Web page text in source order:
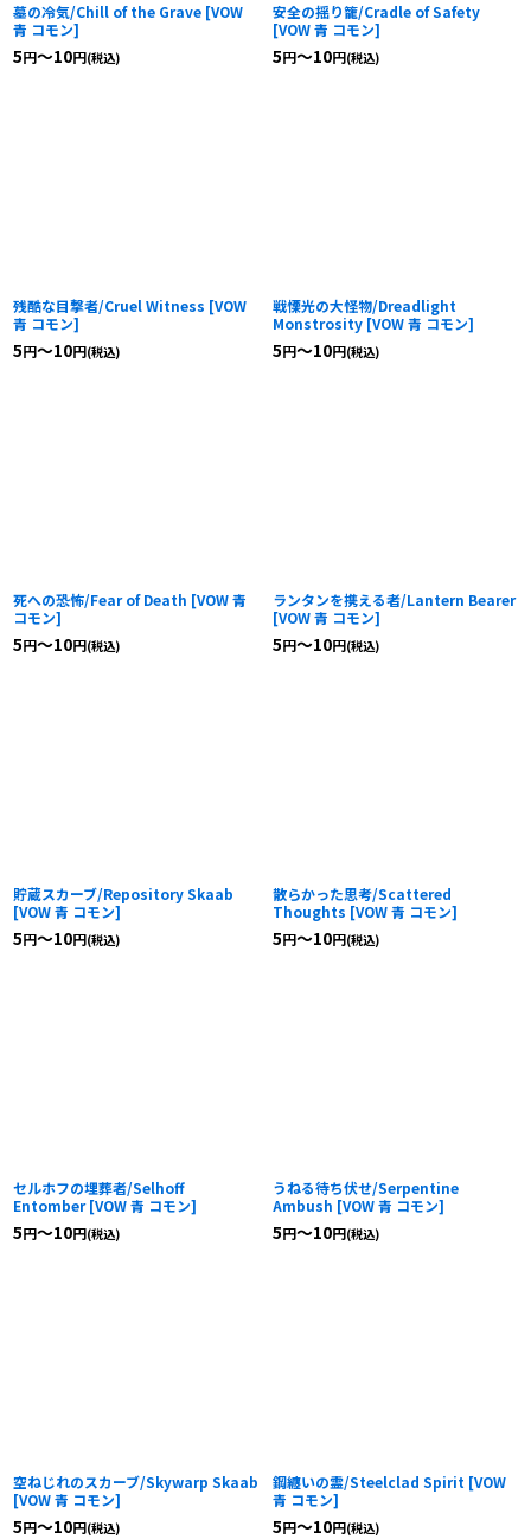
墓の冷気/Chill of the Grave [VOW
青 コモン]
5円～10円(税込)
安全の揺り籠/Cradle of Safety
[VOW 青 コモン]
5円～10円(税込)
残酷な目撃者/Cruel Witness [VOW
青 コモン]
5円～10円(税込)
戦慄光の大怪物/Dreadlight
Monstrosity [VOW 青 コモン]
5円～10円(税込)
死への恐怖/Fear of Death [VOW 青
コモン]
5円～10円(税込)
ランタンを携える者/Lantern Bearer
[VOW 青 コモン]
5円～10円(税込)
貯蔵スカーブ/Repository Skaab
[VOW 青 コモン]
5円～10円(税込)
散らかった思考/Scattered
Thoughts [VOW 青 コモン]
5円～10円(税込)
セルホフの埋葬者/Selhoff
Entomber [VOW 青 コモン]
5円～10円(税込)
うねる待ち伏せ/Serpentine
Ambush [VOW 青 コモン]
5円～10円(税込)
空ねじれのスカーブ/Skywarp Skaab
[VOW 青 コモン]
5円～10円(税込)
鋼纏いの霊/Steelclad Spirit [VOW
青 コモン]
5円～10円(税込)